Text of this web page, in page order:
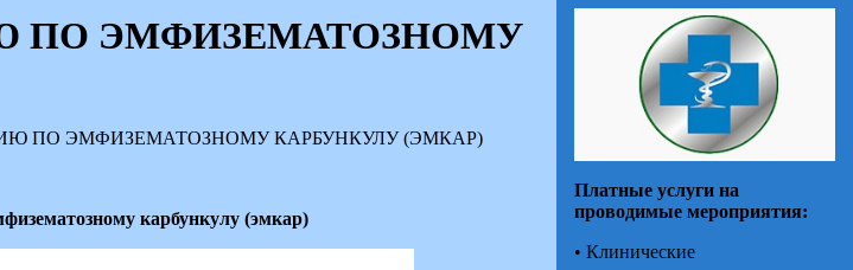
ПО ЭМФИЗЕМАТОЗНОМУ
ПО ЭМФИЗЕМАТОЗНОМУ КАРБУНКУЛУ (ЭМКАР)
карбункулу (эмкар)
Платные услуги на
проводимые мероприятия:
• Клинические